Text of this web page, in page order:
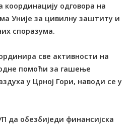
одговора на
Уније за цивилну заштиту и
споразума.
све активности на
помоћи за гашење
у Црној Гори, наводи се у
да обезбиједи финансијска